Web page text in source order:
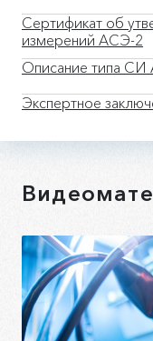
Сертификат об
измерений АСЭ-2
Описание типа
Экспертное